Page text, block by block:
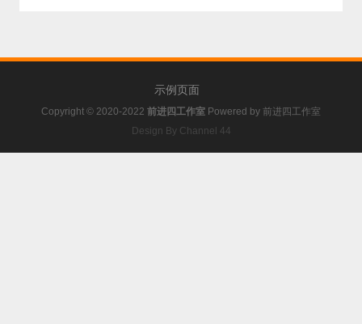
示例页面
Copyright © 2020-2022 前进四工作室 Powered by 前进四工作室
Design By Channel 44